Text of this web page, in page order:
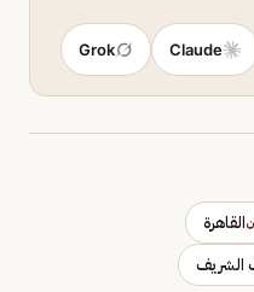
Claude
Grok
القاهرة
الشريف